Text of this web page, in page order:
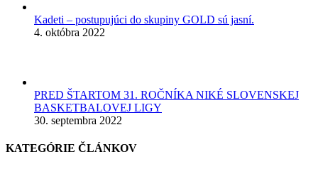
Kadeti – postupujúci do skupiny GOLD sú jasní.
4. októbra 2022
PRED ŠTARTOM 31. ROČNÍKA NIKÉ SLOVENSKEJ
BASKETBALOVEJ LIGY
30. septembra 2022
KATEGÓRIE ČLÁNKOV